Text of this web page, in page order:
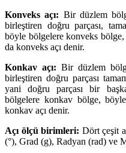
Konveks açı: Bir düzlem
birleştiren doğru parçası,
böyle bölgelere konveks bölge,
da konveks açı denir.
Konkav açı: Bir düzlem
birleştiren doğru parçası
yani doğru parçası bir
bölgelere konkav bölge,
konkav açı denir.
Açı ölçü birimleri: Dört çeşit
(°), Grad (g), Radyan (rad) ve